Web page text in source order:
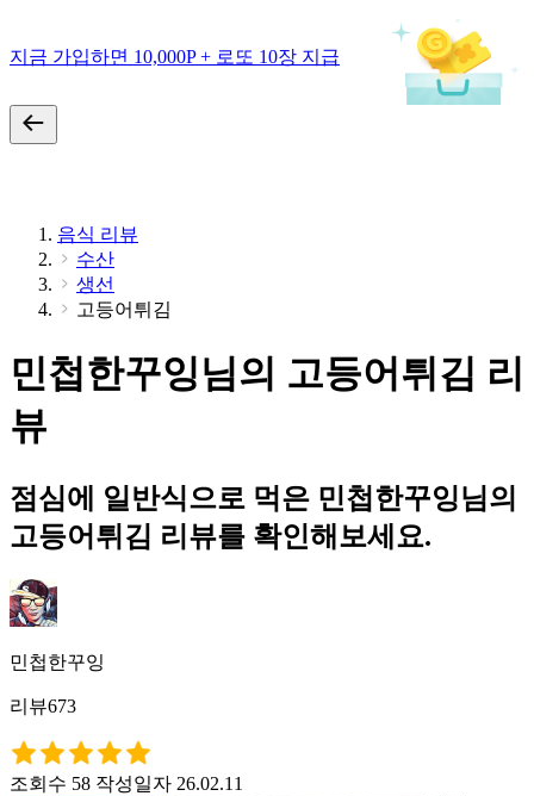
지금 가입하면 10,000P + 로또 10장 지급
음식 리뷰
수산
생선
고등어튀김
민첩한꾸잉님의 고등어튀김 리
뷰
점심에 일반식으로 먹은 민첩한꾸잉님의
고등어튀김 리뷰를 확인해보세요.
민첩한꾸잉
리뷰673
조회수 58 작성일자 26.02.11